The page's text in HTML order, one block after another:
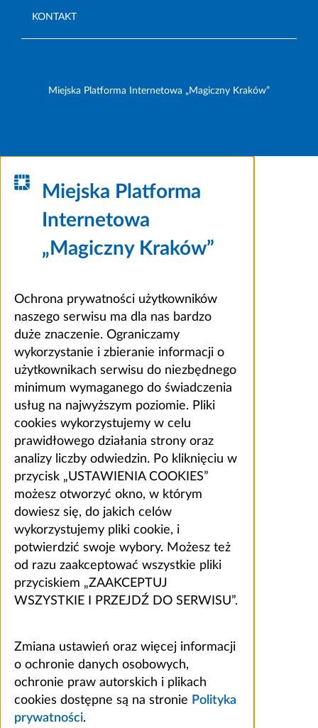
KONTAKT
Miejska Platforma Internetowa „Magiczny Kraków”
Miejska Platforma
Internetowa
„Magiczny Kraków”
Ochrona prywatności użytkowników
naszego serwisu ma dla nas bardzo
duże znaczenie. Ograniczamy
wykorzystanie i zbieranie informacji o
użytkownikach serwisu do niezbędnego
minimum wymaganego do świadczenia
usług na najwyższym poziomie. Pliki
cookies wykorzystujemy w celu
prawidłowego działania strony oraz
analizy liczby odwiedzin. Po kliknięciu w
przycisk „USTAWIENIA COOKIES”
możesz otworzyć okno, w którym
dowiesz się, do jakich celów
wykorzystujemy pliki cookie, i
potwierdzić swoje wybory. Możesz też
od razu zaakceptować wszystkie pliki
przyciskiem „ZAAKCEPTUJ
WSZYSTKIE I PRZEJDŹ DO SERWISU”.
Zmiana ustawień oraz więcej informacji
o ochronie danych osobowych,
ochronie praw autorskich i plikach
cookies dostępne są na stronie Polityka
prywatności.